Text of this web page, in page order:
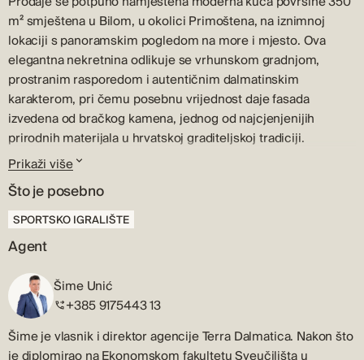
m² smještena u Bilom, u okolici Primoštena, na iznimnoj
lokaciji s panoramskim pogledom na more i mjesto. Ova
elegantna nekretnina odlikuje se vrhunskom gradnjom,
prostranim rasporedom i autentičnim dalmatinskim
karakterom, pri čemu posebnu vrijednost daje fasada
izvedena od bračkog kamena, jednog od najcjenjenijih
prirodnih materijala u hrvatskoj graditeljskoj tradiciji.
Raspored
Prizemlje je organizirano kao funkcionalna cjelina koja
obuhvaća spremište i tehnički prostor, prostoriju za bazensku
tehniku, dodatni tehnički prostor te prostranu zonu
namijenjenu zabavi i fitnessu.
Prvi kat je osmišljen kao otvoreni i prozračni životni prostor
koji povezuje dnevni boravak, blagovaonicu i kuhinju u
jedinstvenu cjelinu. Na ovoj etaži nalazi se i ulazni
predprostor, jedna spavaća soba s vlastitom kupaonicom te
Prikaži više
Što je posebno
SPORTSKO IGRALIŠTE
Agent
Šime Unić
+385 9175443 13
Šime je vlasnik i direktor agencije Terra Dalmatica. Nakon što